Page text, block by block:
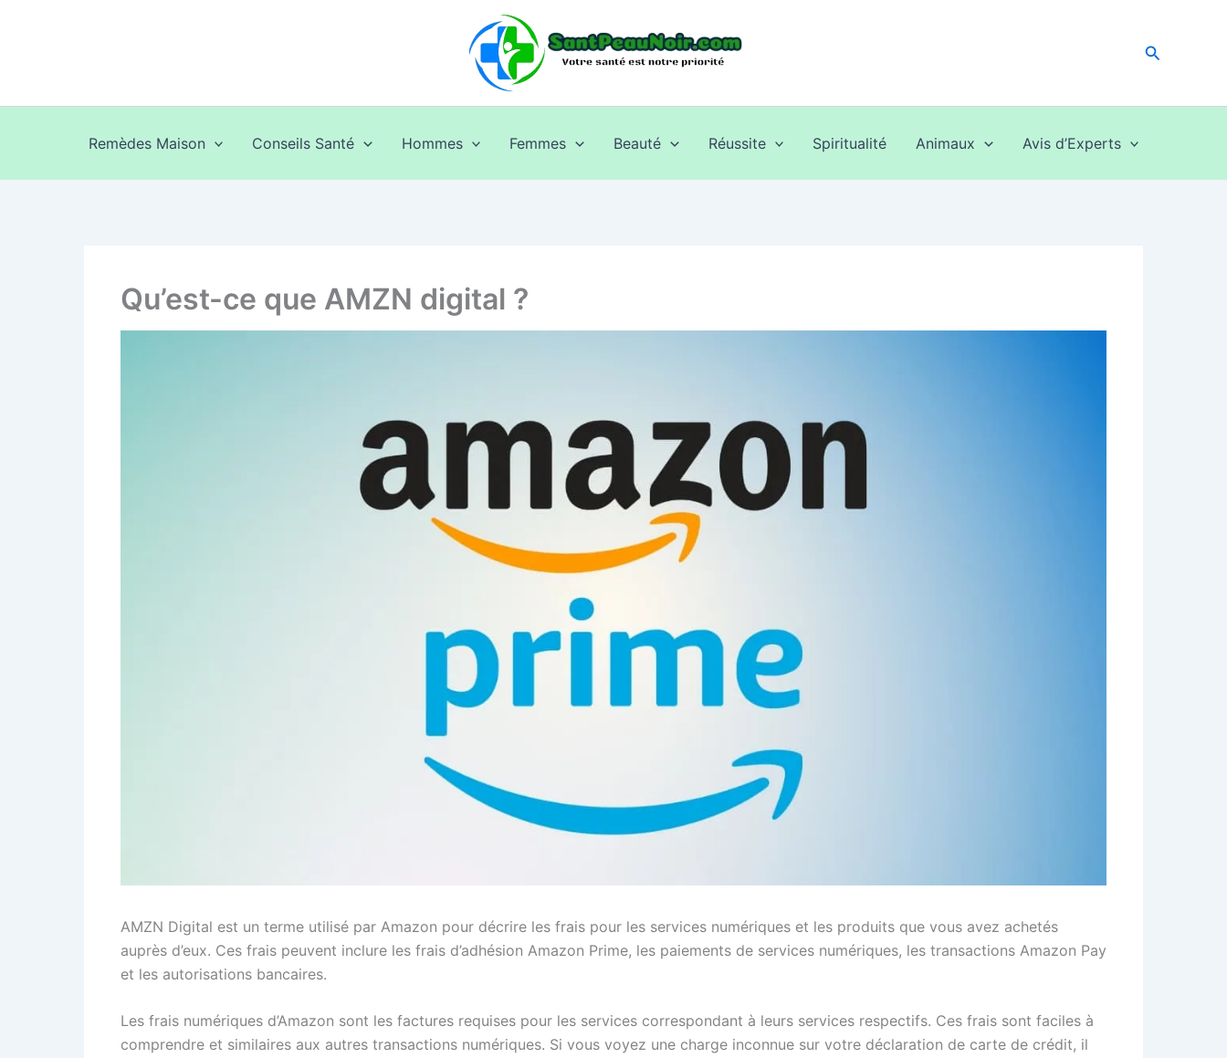
Remèdes Maison Conseils Santé Hommes Femmes Beauté Réussite Spiritualité Animaux Avis d’Experts
Qu’est-ce que AMZN digital ?
AMZN Digital est un terme utilisé par Amazon pour décrire les frais pour les services numériques et les produits que vous avez achetés
auprès d’eux. Ces frais peuvent inclure les frais d’adhésion Amazon Prime, les paiements de services numériques, les transactions Amazon Pay
et les autorisations bancaires.
Les frais numériques d’Amazon sont les factures requises pour les services correspondant à leurs services respectifs. Ces frais sont faciles à
comprendre et similaires aux autres transactions numériques. Si vous voyez une charge inconnue sur votre déclaration de carte de crédit, il